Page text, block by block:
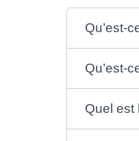
Qu’est-
Qu’est-
Quel est